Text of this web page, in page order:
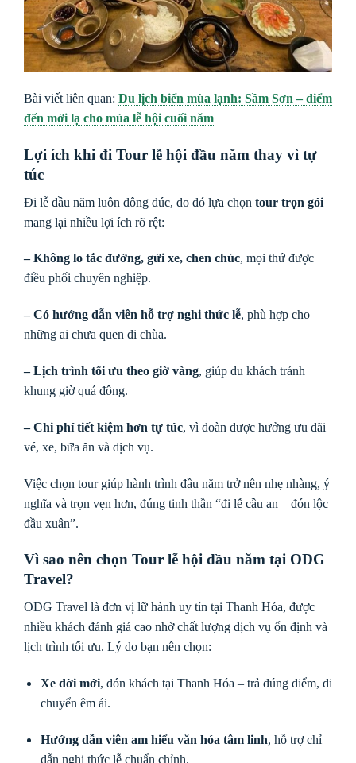
Bài viết liên quan: Du lịch biển mùa lạnh: Sầm Sơn – điểm
đến mới lạ cho mùa lễ hội cuối năm
Lợi ích khi đi Tour lễ hội đầu năm thay vì tự
túc
Đi lễ đầu năm luôn đông đúc, do đó lựa chọn tour trọn gói
mang lại nhiều lợi ích rõ rệt:
– Không lo tắc đường, gửi xe, chen chúc, mọi thứ được
điều phối chuyên nghiệp.
– Có hướng dẫn viên hỗ trợ nghi thức lễ, phù hợp cho
những ai chưa quen đi chùa.
– Lịch trình tối ưu theo giờ vàng, giúp du khách tránh
khung giờ quá đông.
– Chi phí tiết kiệm hơn tự túc, vì đoàn được hưởng ưu đãi
vé, xe, bữa ăn và dịch vụ.
Việc chọn tour giúp hành trình đầu năm trở nên nhẹ nhàng, ý
nghĩa và trọn vẹn hơn, đúng tinh thần “đi lễ cầu an – đón lộc
đầu xuân”.
Vì sao nên chọn Tour lễ hội đầu năm tại ODG
Travel?
ODG Travel là đơn vị lữ hành uy tín tại Thanh Hóa, được
nhiều khách đánh giá cao nhờ chất lượng dịch vụ ổn định và
lịch trình tối ưu. Lý do bạn nên chọn:
Xe đời mới, đón khách tại Thanh Hóa – trả đúng điểm, di
chuyển êm ái.
Hướng dẫn viên am hiểu văn hóa tâm linh, hỗ trợ chỉ
dẫn nghi thức lễ chuẩn chỉnh.